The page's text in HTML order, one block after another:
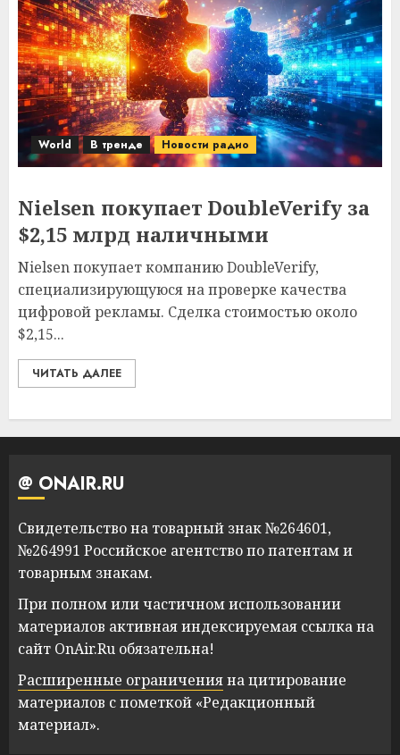
World В тренде Новости радио
Nielsen покупает DoubleVerify за
$2,15 млрд наличными
Nielsen покупает компанию DoubleVerify,
специализирующуюся на проверке качества
цифровой рекламы. Сделка стоимостью около
$2,15...
ЧИТАТЬ ДАЛЕЕ
@ ONAIR.RU
Свидетельство на товарный знак №264601,
№264991 Российское агентство по патентам и
товарным знакам.
При полном или частичном использовании
материалов активная индексируемая ссылка на
сайт OnAir.Ru обязательна!
Расширенные ограниченияна цитирование
материалов с пометкой «Редакционный
материал».